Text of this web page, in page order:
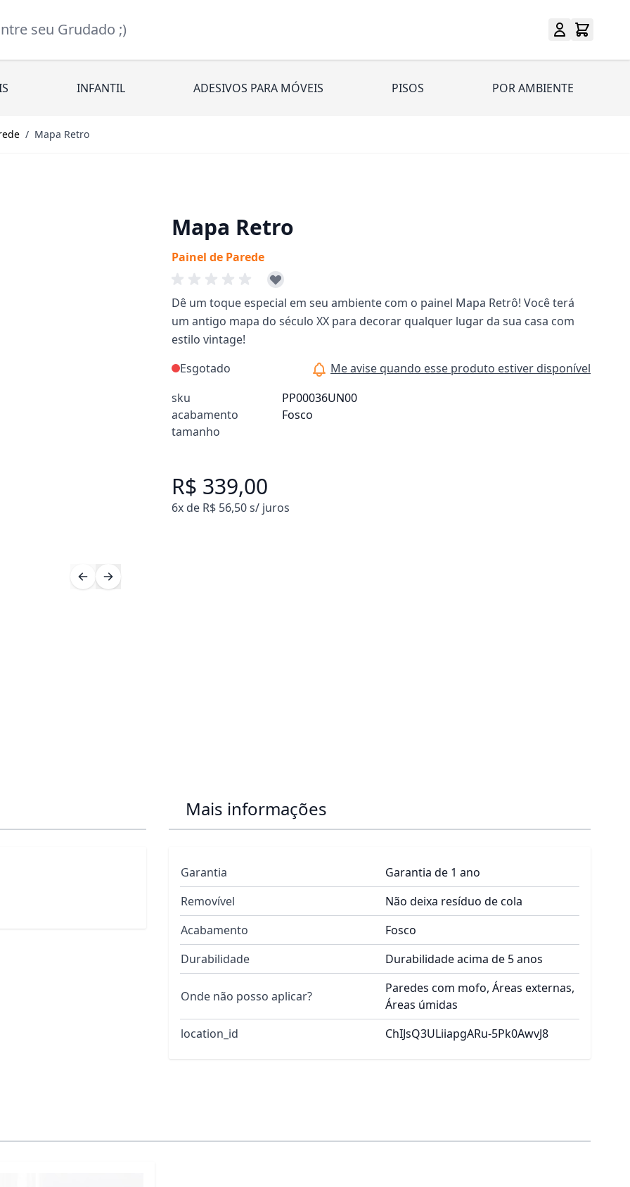
seu Grudado ;)
INFANTIL ADESIVOS PARA MÓVEIS PISOS POR AMBIENTE
/ Mapa Retro
Mapa Retro
Painel de Parede
Dê um toque especial em seu ambiente com o painel Mapa Retrô! Você terá
um antigo mapa do século XX para decorar qualquer lugar da sua casa com
estilo vintage!
Esgotado
Me avise quando esse produto estiver disponível
sku
PP00036UN00
acabamento
Fosco
tamanho
R$ 339,00
6x de R$ 56,50 s/ juros
Mais informações
Garantia
Garantia de 1 ano
Removível
Não deixa resíduo de cola
Acabamento
Fosco
Durabilidade
Durabilidade acima de 5 anos
Onde não posso aplicar?
Paredes com mofo, Áreas externas,
Áreas úmidas
location_id
ChIJsQ3ULiiapgARu-5Pk0AwvJ8